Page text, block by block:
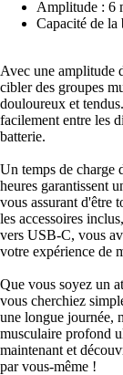
Amplitude : 6
Capacité de
Avec une amplitude
cibler des groupes
douloureux et
facilement entre les
batterie.
Un temps de charge
heures garantissent
vous assurant d'être
les accessoires
vers USB-C, vous
votre expérience de
Que vous soyez un
vous cherchiez
une longue journée,
musculaire profond
maintenant et
par vous-même !